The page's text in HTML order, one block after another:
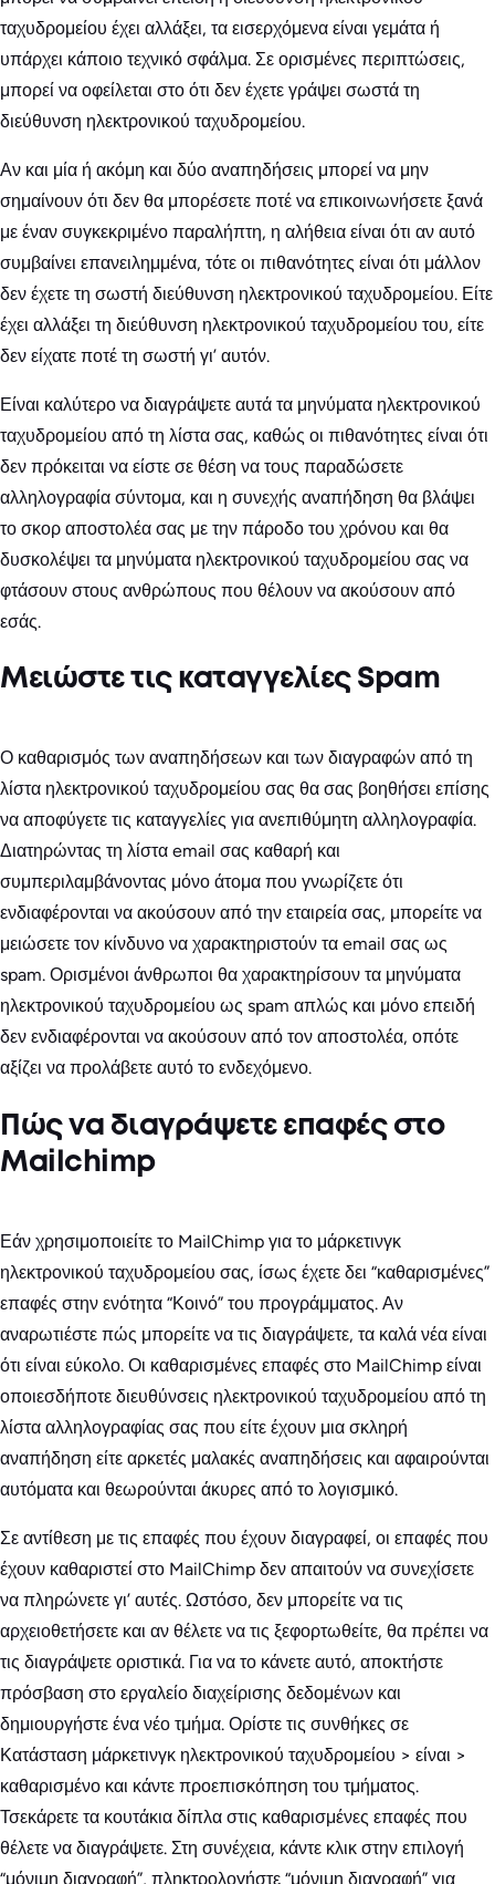
ταχυδρομείου έχει αλλάξει, τα εισερχόμενα είναι γεμάτα ή
υπάρχει κάποιο τεχνικό σφάλμα. Σε ορισμένες περιπτώσεις,
μπορεί να οφείλεται στο ότι δεν έχετε γράψει σωστά τη
διεύθυνση ηλεκτρονικού ταχυδρομείου.
Αν και μία ή ακόμη και δύο αναπηδήσεις μπορεί να μην
σημαίνουν ότι δεν θα μπορέσετε ποτέ να επικοινωνήσετε ξανά
με έναν συγκεκριμένο παραλήπτη, η αλήθεια είναι ότι αν αυτό
συμβαίνει επανειλημμένα, τότε οι πιθανότητες είναι ότι μάλλον
δεν έχετε τη σωστή διεύθυνση ηλεκτρονικού ταχυδρομείου. Είτε
έχει αλλάξει τη διεύθυνση ηλεκτρονικού ταχυδρομείου του, είτε
δεν είχατε ποτέ τη σωστή γι’ αυτόν.
Είναι καλύτερο να διαγράψετε αυτά τα μηνύματα ηλεκτρονικού
ταχυδρομείου από τη λίστα σας, καθώς οι πιθανότητες είναι ότι
δεν πρόκειται να είστε σε θέση να τους παραδώσετε
αλληλογραφία σύντομα, και η συνεχής αναπήδηση θα βλάψει
το σκορ αποστολέα σας με την πάροδο του χρόνου και θα
δυσκολέψει τα μηνύματα ηλεκτρονικού ταχυδρομείου σας να
φτάσουν στους ανθρώπους που θέλουν να ακούσουν από
εσάς.
Μειώστε τις καταγγελίες Spam
Ο καθαρισμός των αναπηδήσεων και των διαγραφών από τη
λίστα ηλεκτρονικού ταχυδρομείου σας θα σας βοηθήσει επίσης
να αποφύγετε τις καταγγελίες για ανεπιθύμητη αλληλογραφία.
Διατηρώντας τη λίστα email σας καθαρή και
συμπεριλαμβάνοντας μόνο άτομα που γνωρίζετε ότι
ενδιαφέρονται να ακούσουν από την εταιρεία σας, μπορείτε να
μειώσετε τον κίνδυνο να χαρακτηριστούν τα email σας ως
spam. Ορισμένοι άνθρωποι θα χαρακτηρίσουν τα μηνύματα
ηλεκτρονικού ταχυδρομείου ως spam απλώς και μόνο επειδή
δεν ενδιαφέρονται να ακούσουν από τον αποστολέα, οπότε
αξίζει να προλάβετε αυτό το ενδεχόμενο.
Πώς να διαγράψετε επαφές στο
Mailchimp
Εάν χρησιμοποιείτε το MailChimp για το μάρκετινγκ
ηλεκτρονικού ταχυδρομείου σας, ίσως έχετε δει “καθαρισμένες”
επαφές στην ενότητα “Κοινό” του προγράμματος. Αν
αναρωτιέστε πώς μπορείτε να τις διαγράψετε, τα καλά νέα είναι
ότι είναι εύκολο. Οι καθαρισμένες επαφές στο MailChimp είναι
οποιεσδήποτε διευθύνσεις ηλεκτρονικού ταχυδρομείου από τη
λίστα αλληλογραφίας σας που είτε έχουν μια σκληρή
αναπήδηση είτε αρκετές μαλακές αναπηδήσεις και αφαιρούνται
αυτόματα και θεωρούνται άκυρες από το λογισμικό.
Σε αντίθεση με τις επαφές που έχουν διαγραφεί, οι επαφές που
έχουν καθαριστεί στο MailChimp δεν απαιτούν να συνεχίσετε
να πληρώνετε γι’ αυτές. Ωστόσο, δεν μπορείτε να τις
αρχειοθετήσετε και αν θέλετε να τις ξεφορτωθείτε, θα πρέπει να
τις διαγράψετε οριστικά. Για να το κάνετε αυτό, αποκτήστε
πρόσβαση στο εργαλείο διαχείρισης δεδομένων και
δημιουργήστε ένα νέο τμήμα. Ορίστε τις συνθήκες σε
Κατάσταση μάρκετινγκ ηλεκτρονικού ταχυδρομείου > είναι >
καθαρισμένο και κάντε προεπισκόπηση του τμήματος.
Τσεκάρετε τα κουτάκια δίπλα στις καθαρισμένες επαφές που
θέλετε να διαγράψετε. Στη συνέχεια, κάντε κλικ στην επιλογή
“μόνιμη διαγραφή”, πληκτρολογήστε “μόνιμη διαγραφή” για